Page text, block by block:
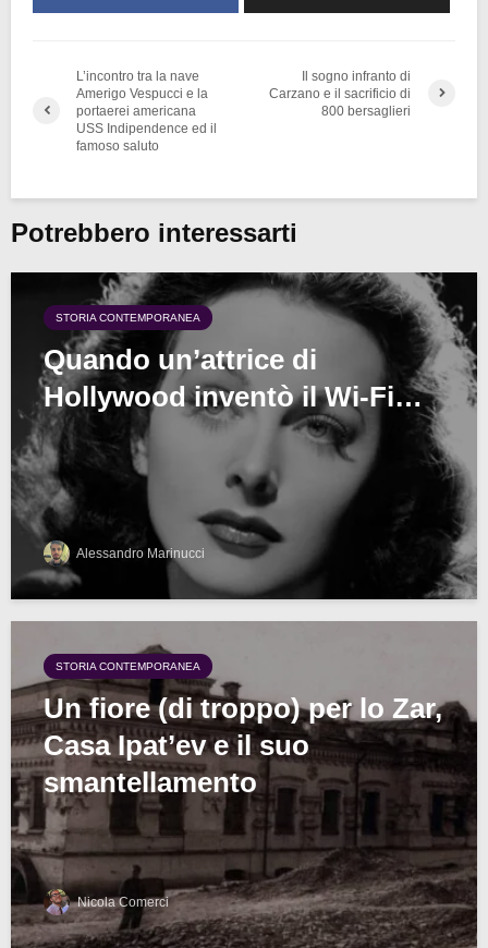
L’incontro tra la nave
Amerigo Vespucci e la
portaerei americana
USS Indipendence ed il
famoso saluto
Il sogno infranto di
Carzano e il sacrificio di
800 bersaglieri
Potrebbero interessarti
STORIA CONTEMPORANEA
Quando un’attrice di
Hollywood inventò il Wi-Fi…
Alessandro Marinucci
STORIA CONTEMPORANEA
Un fiore (di troppo) per lo Zar,
Casa Ipat’ev e il suo
smantellamento
Nicola Comerci